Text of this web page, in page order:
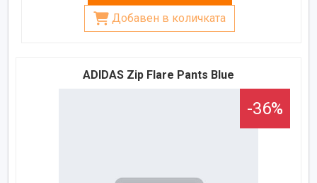
Добавен в количката
ADIDAS Zip Flare Pants Blue
-36%